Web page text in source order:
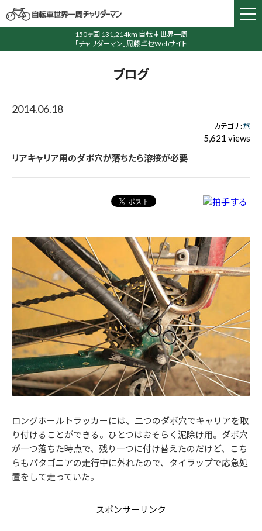
150ヶ国 131,214km 自転車世界一周
「チャリダーマン」周藤卓也Webサイト
ブログ
2014.06.18
カテゴリ :旅
5,621 views
リアキャリア用のダボ穴が落ちたら溶接が必要
ロングホールトラッカーには、二つのダボ穴でキャリアを取
り付けることができる。ひとつはおそらく泥除け用。ダボ穴
が一つ落ちた時点で、残り一つに付け替えたのだけど、こち
らもパタゴニアの走行中に外れたので、タイラップで応急処
置をして走っていた。
スポンサーリンク